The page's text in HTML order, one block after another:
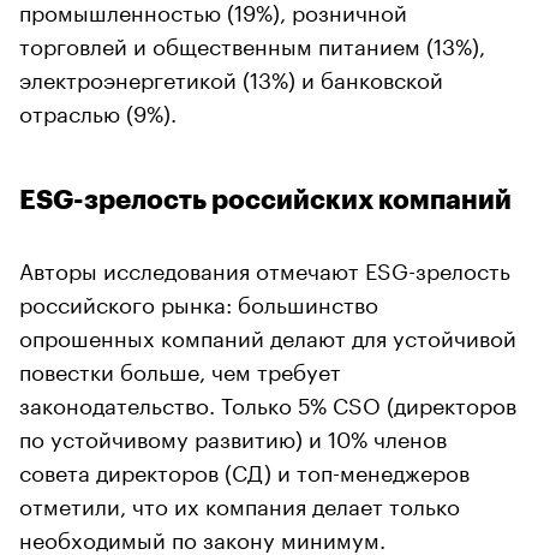
промышленностью (19%), розничной
торговлей и общественным питанием (13%),
электроэнергетикой (13%) и банковской
отраслью (9%).
ESG-зрелость российских компаний
Авторы исследования отмечают ESG-зрелость
российского рынка: большинство
опрошенных компаний делают для устойчивой
повестки больше, чем требует
законодательство. Только 5% CSO (директоров
по устойчивому развитию) и 10% членов
совета директоров (СД) и топ-менеджеров
отметили, что их компания делает только
необходимый по закону минимум.